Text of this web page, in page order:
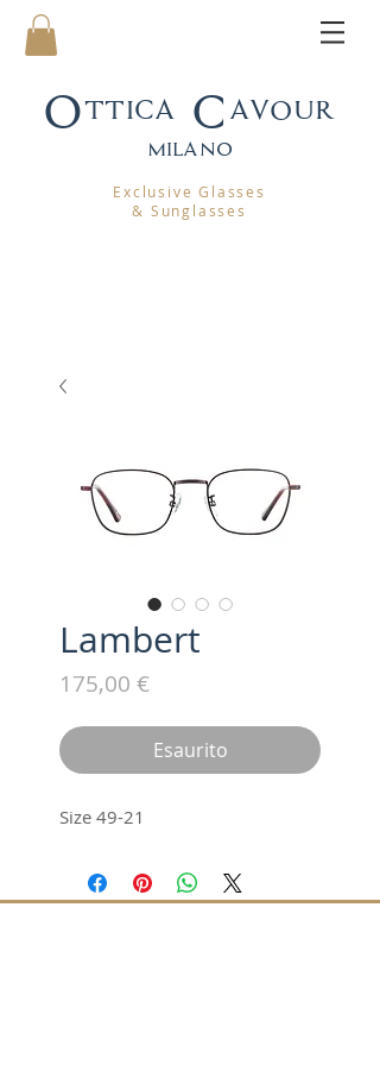
Ottica Cavour
milano
Exclusive Glasses
& Sunglasses
Lambert
175,00 €Prezzo
Esaurito
Size 49-21